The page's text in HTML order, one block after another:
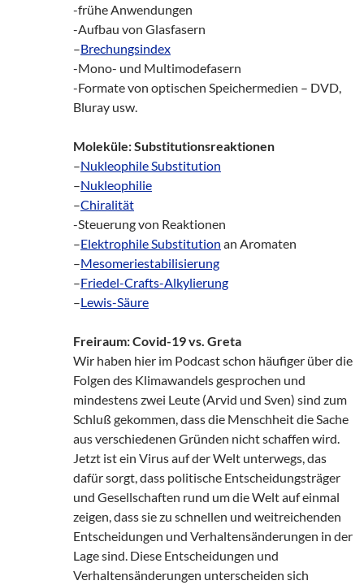
-frühe Anwendungen
-Aufbau von Glasfasern
–Brechungsindex
-Mono- und Multimodefasern
-Formate von optischen Speichermedien – DVD,
Bluray usw.
Moleküle: Substitutionsreaktionen
–Nukleophile Substitution
–Nukleophilie
–Chiralität
-Steuerung von Reaktionen
–Elektrophile Substitution an Aromaten
–Mesomeriestabilisierung
–Friedel-Crafts-Alkylierung
–Lewis-Säure
Freiraum: Covid-19 vs. Greta
Wir haben hier im Podcast schon häufiger über die
Folgen des Klimawandels gesprochen und
mindestens zwei Leute (Arvid und Sven) sind zum
Schluß gekommen, dass die Menschheit die Sache
aus verschiedenen Gründen nicht schaffen wird.
Jetzt ist ein Virus auf der Welt unterwegs, das
dafür sorgt, dass politische Entscheidungsträger
und Gesellschaften rund um die Welt auf einmal
zeigen, dass sie zu schnellen und weitreichenden
Entscheidungen und Verhaltensänderungen in der
Lage sind. Diese Entscheidungen und
Verhaltensänderungen unterscheiden sich